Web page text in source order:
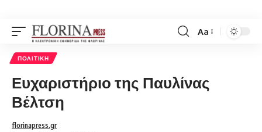
Font
Aa
ΠΟΛΙΤΙΚΉ
Ευχαριστήριο της Παυλίνας
Βέλτση
florinapress.gr